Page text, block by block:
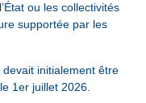
ou les collectivités
supportée par les
initialement être
1er juillet 2026.